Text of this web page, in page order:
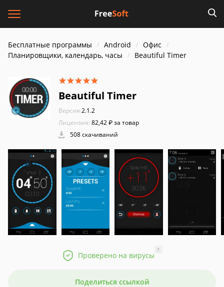
Бесплатные программы Android
Офис
Планировщики, календарь, часы
Beautiful Timer
Beautiful Timer
Версия:2.1.2
Лицензия: 82,42 ₽ за товар
508 скачиваний
Проверено на вирусы
?
Поделиться ссылкой